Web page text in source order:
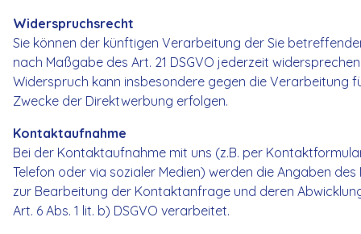
Widerspruchsrecht
Sie können der künftigen Verarbeitung der Sie
nach Maßgabe des Art. 21 DSGVO jederzeit
Widerspruch kann insbesondere gegen die Verarbeitung
Zwecke der Direktwerbung erfolgen.
Kontaktaufnahme
Bei der Kontaktaufnahme mit uns (z.B. per
Telefon oder via sozialer Medien) werden die Angaben des
zur Bearbeitung der Kontaktanfrage und deren
Art. 6 Abs. 1 lit. b) DSGVO verarbeitet.